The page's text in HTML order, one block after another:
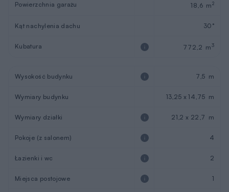
Powierzchnia garażu 18,6 m2
Kąt nachylenia dachu 30°
Kubatura 772,2 m3
Wysokość budynku 7,5 m
Wymiary budynku 13,25 x 14,75 m
Wymiary działki 21,2 x 22,7 m
Pokoje (z salonem) 4
Łazienki i wc 2
Miejsca postojowe 1